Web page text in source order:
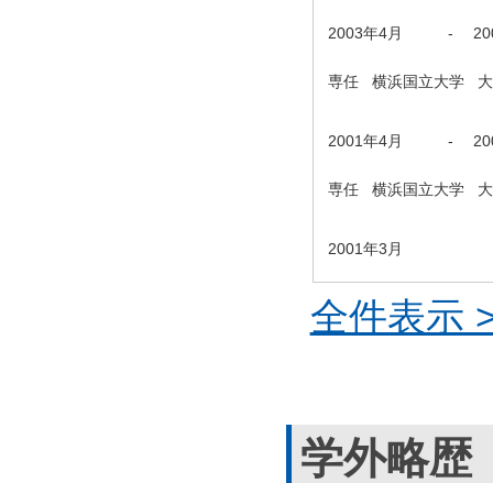
2003年4月 -
専任 横浜国立大学
2001年4月 -
専任 横浜国立大学
2001年3月
全件表示
学外略歴